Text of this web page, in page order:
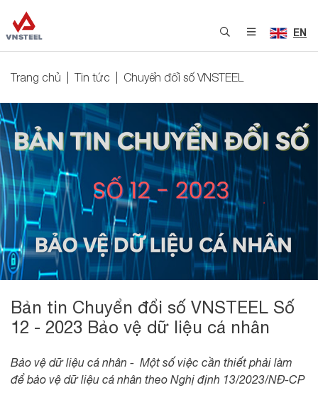
EN
Trang chủ Tin tức Chuyển đổi số VNSTEEL
Bản tin Chuyển đổi số VNSTEEL Số
12 - 2023 Bảo vệ dữ liệu cá nhân
Bảo vệ dữ liệu cá nhân - Một số việc cần thiết phải làm
để bảo vệ dữ liệu cá nhân theo Nghị định 13/2023/NĐ-CP